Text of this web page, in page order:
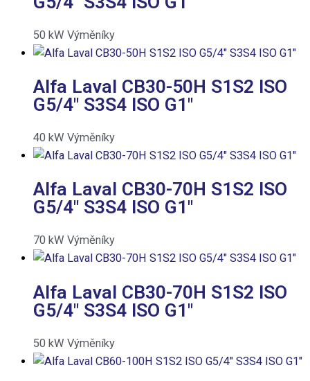
50 kW Výměníky
Alfa Laval CB30-50H S1S2 ISO
G5/4″ S3S4 ISO G1″
40 kW Výměníky
Alfa Laval CB30-70H S1S2 ISO
G5/4″ S3S4 ISO G1″
70 kW Výměníky
Alfa Laval CB30-70H S1S2 ISO
G5/4″ S3S4 ISO G1″
50 kW Výměníky